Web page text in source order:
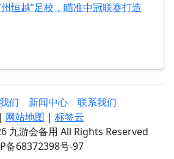
恒越”足校，瞄准中冠联赛打造
们 新闻中心
联系我们
| 网站地图 | 标签云
九游会备用 All Rights Reserved
备68372398号-97